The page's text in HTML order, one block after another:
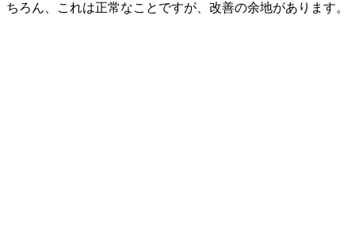
ちろん、これは正常なことですが、改善の余地があります。